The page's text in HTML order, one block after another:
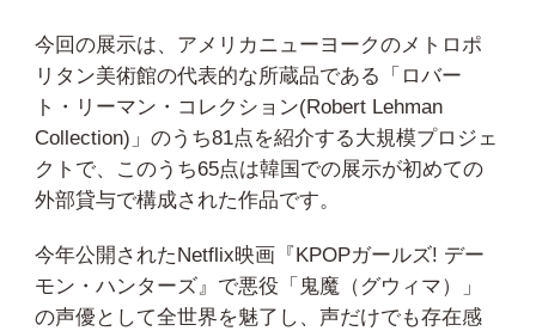
今回の展示は、アメリカニューヨークのメトロポ
リタン美術館の代表的な所蔵品である「ロバー
ト・リーマン・コレクション(Robert Lehman
Collection)」のうち81点を紹介する大規模プロジェ
クトで、このうち65点は韓国での展示が初めての
外部貸与で構成された作品です。
今年公開されたNetflix映画『KPOPガールズ! デー
モン・ハンターズ』で悪役「鬼魔（グウィマ）」
の声優として全世界を魅了し、声だけでも存在感